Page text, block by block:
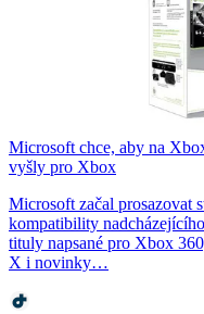
Microsoft chce, aby na
vyšly pro Xbox
Microsoft začal prosazovat
kompatibility
tituly napsané pro Xbox
X i novinky…